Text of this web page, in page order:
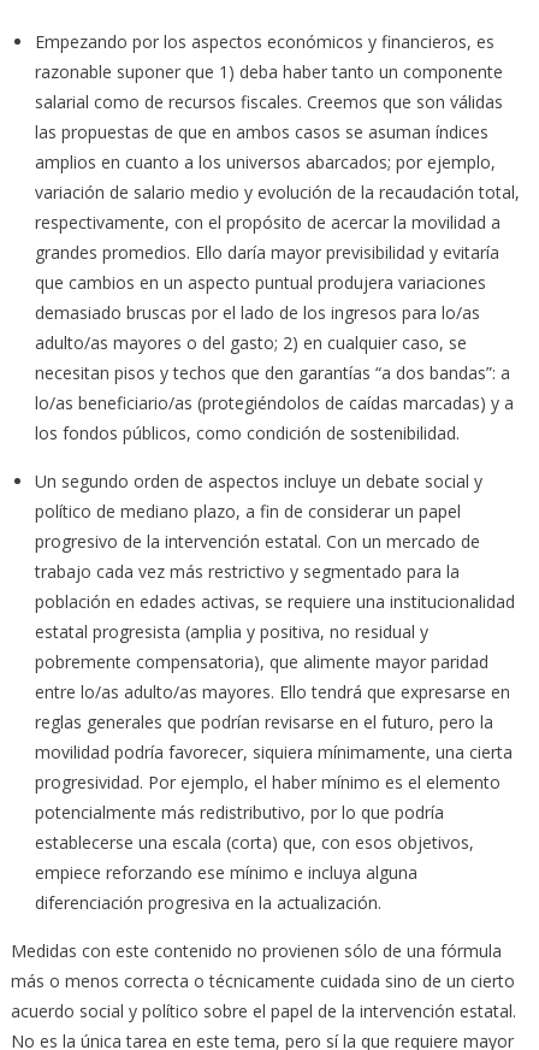
Empezando por los aspectos económicos y financieros, es
razonable suponer que 1) deba haber tanto un componente
salarial como de recursos fiscales. Creemos que son válidas
las propuestas de que en ambos casos se asuman índices
amplios en cuanto a los universos abarcados; por ejemplo,
variación de salario medio y evolución de la recaudación total,
respectivamente, con el propósito de acercar la movilidad a
grandes promedios. Ello daría mayor previsibilidad y evitaría
que cambios en un aspecto puntual produjera variaciones
demasiado bruscas por el lado de los ingresos para lo/as
adulto/as mayores o del gasto; 2) en cualquier caso, se
necesitan pisos y techos que den garantías “a dos bandas”: a
lo/as beneficiario/as (protegiéndolos de caídas marcadas) y a
los fondos públicos, como condición de sostenibilidad.
Un segundo orden de aspectos incluye un debate social y
político de mediano plazo, a fin de considerar un papel
progresivo de la intervención estatal. Con un mercado de
trabajo cada vez más restrictivo y segmentado para la
población en edades activas, se requiere una institucionalidad
estatal progresista (amplia y positiva, no residual y
pobremente compensatoria), que alimente mayor paridad
entre lo/as adulto/as mayores. Ello tendrá que expresarse en
reglas generales que podrían revisarse en el futuro, pero la
movilidad podría favorecer, siquiera mínimamente, una cierta
progresividad. Por ejemplo, el haber mínimo es el elemento
potencialmente más redistributivo, por lo que podría
establecerse una escala (corta) que, con esos objetivos,
empiece reforzando ese mínimo e incluya alguna
diferenciación progresiva en la actualización.
Medidas con este contenido no provienen sólo de una fórmula
más o menos correcta o técnicamente cuidada sino de un cierto
acuerdo social y político sobre el papel de la intervención estatal.
No es la única tarea en este tema, pero sí la que requiere mayor